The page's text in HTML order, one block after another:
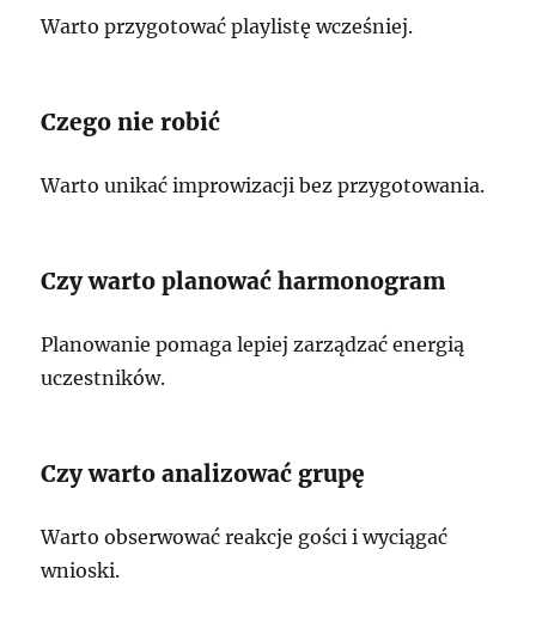
Warto przygotować playlistę wcześniej.
Czego nie robić
Warto unikać improwizacji bez przygotowania.
Czy warto planować harmonogram
Planowanie pomaga lepiej zarządzać energią
uczestników.
Czy warto analizować grupę
Warto obserwować reakcje gości i wyciągać
wnioski.